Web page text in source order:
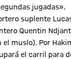
jugadas».
suplente
Quentin
el muslo). Por
el carril para